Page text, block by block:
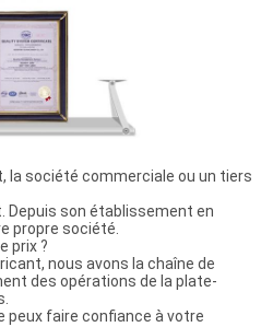
la société commerciale ou un tiers
Depuis son établissement en
propre société.
prix ?
nous avons la chaîne de
des opérations de la plate-
peux faire confiance à votre